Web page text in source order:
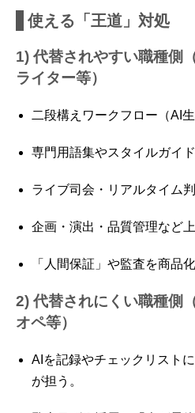
使える「王道」対処
1) 代替されやすい職種側
ライター等）
二段構えワークフロー（AI
専門用語集やスタイルガイ
ライブ司会・リアルタイム
企画・演出・品質管理など
「人間保証」や監査を商品
2) 代替されにくい職種側
オペ等）
AIを記録やチェックリスト
が担う。